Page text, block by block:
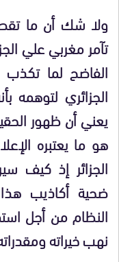
ولا شك أن ما
تآمر مغربي علي
الفاضح لما
الجزائري لتوهمه
يعني أن ظهور
هو ما يعتبره
الجزائر إذ كيف
ضحية أكاذيب
النظام من أجل
نهب خيراته